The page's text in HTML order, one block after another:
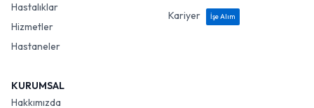
Hastalıklar
Hizmetler
Hastaneler
Kariyer
İşe Alım
KURUMSAL
Hakkımızda